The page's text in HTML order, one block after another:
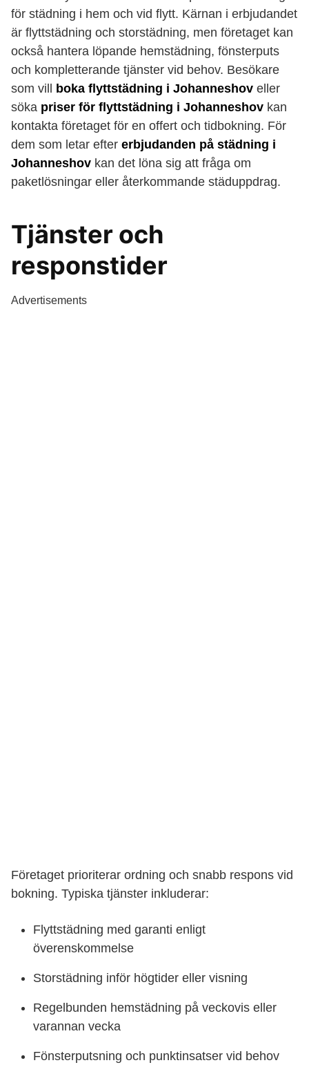
för städning i hem och vid flytt. Kärnan i erbjudandet
är flyttstädning och storstädning, men företaget kan
också hantera löpande hemstädning, fönsterputs
och kompletterande tjänster vid behov. Besökare
som vill
boka flyttstädning i Johanneshov eller
söka priser för flyttstädning i Johanneshov kan
kontakta företaget för en offert och tidbokning. För
dem som letar efter erbjudanden på städning i
Johanneshov kan det löna sig att fråga om
paketlösningar eller återkommande städuppdrag.
Tjänster och
responstider
Advertisements
Företaget prioriterar ordning och snabb respons vid
bokning. Typiska tjänster inkluderar:
Flyttstädning med garanti enligt
överenskommelse
Storstädning inför högtider eller visning
Regelbunden hemstädning på veckovis eller
varannan vecka
Fönsterputsning och punktinsatser vid behov